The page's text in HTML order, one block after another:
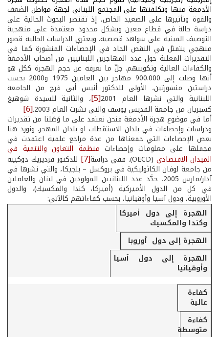
الأدمغة منها وتكلفتها على المجتمع اللبناني لجهة مواطن الضعف
والقوة وتأثيرها على الصعيد الخاص، إذ تقتصر البحوث الحالية على
دراسة حالة في قطاع معين وبشكل محدود معتمدة على منهجية
التوصيف المبنية على شواهد قصصية. ويعتري الدراسات الحالية قصور
منهجي يتمثل في النقص الحاد في الإحصاءات المنشورة كما في
التقديرات المعلنة حول عدد المهاجرين اللبنانيين من أصحاب الأدمغة
والكفاءات العالية وتكوينهم. جلّ ما نعرفه عن حجم الهجرة ككل هو
أنها وصلت إلى 900.000 مهاجر بين العامين 1975 و2000 بحسب
دراستين منشورتين، الأولى للدكتور أنيس أبى فرح من الجامعة
اللبنانية والتي نشرها العام 2001
[5] ، والثانية للسيدة شوهيغ
كسبريان من جامعة القديس يوسف والتي نشرت العام 2003.
[6]
أما في موضوع هجرة الأدمغة فنحن نعتمد على ما وَصَلنا من تقديرات
ودراسات وإحصاءات في بلدان الاستقطاب او بلدان المهجر. ونورد هنا
بعض الإحصاءات التي جمعناها من عدة مراجع علمية اعتمدت في
مجملها على معلومات وإحصاءات منظمة التعاون والتنمية في
الميدان الاقتصادي (OECD) . ففي دراسة[7] للدكتور فرديريك دوكييه
من جامعة لوفان الكاثوليكية في بروكسل – بلجيكا، والتي نشرها في
آذار/مارس 2005، حدَّد عدد اللبنانيين المولودين في لبنان والعاملين
في كل من الدول الأميركية (أميركا، كندا والمكسيك)، والدول
الأوروبية، ودول آسيا وأوقيانيا، بحسب كفاءاتهم كالآتي:
عدد اللبنانيين المولودين في لبنان بحسب دول
العلمية العام 1990
الهجرة إلى دول أميركا
وكندا والمكسيك
الهجرة إلى دول أوروبا
الهجرة إلى دول آسيا
وأوقيانيا
كفاءة
عالية
كفاءة
متوسطة